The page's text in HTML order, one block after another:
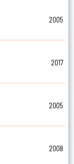
2005
2017
2005
2008